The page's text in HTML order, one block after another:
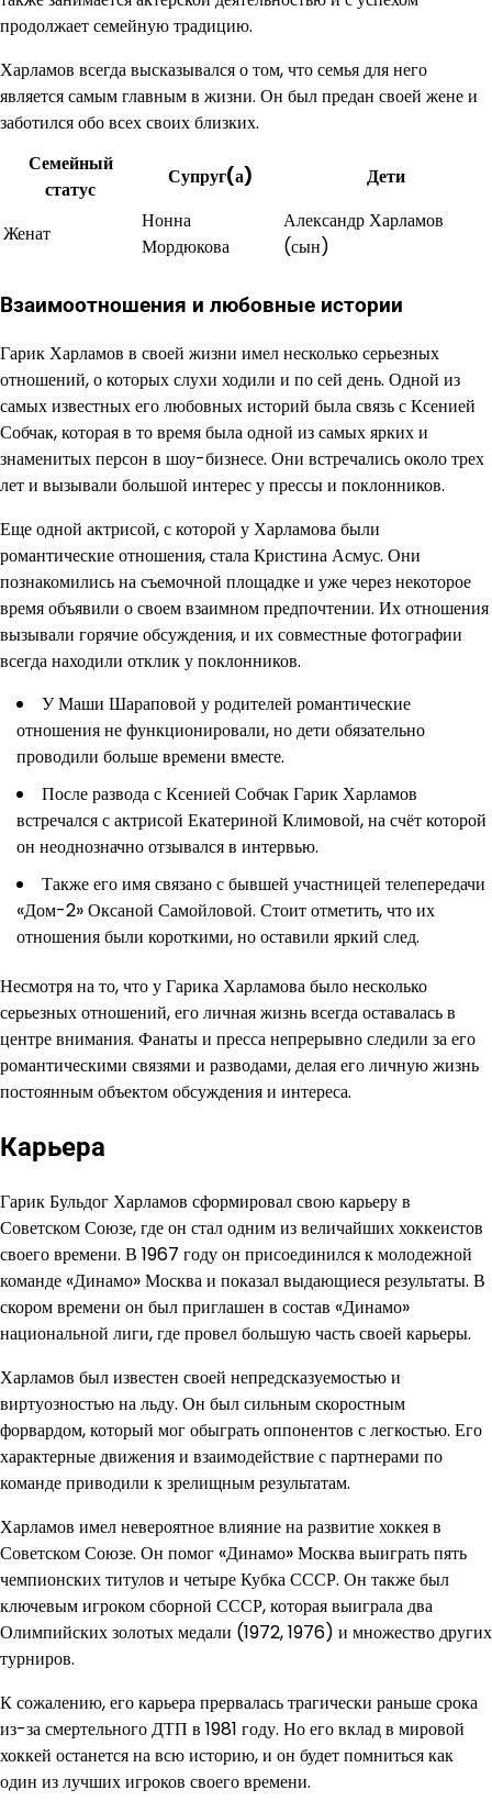
продолжает семейную традицию.
Харламов всегда высказывался о том, что семья для него
является самым главным в жизни. Он был предан своей жене и
заботился обо всех своих близких.
Семейный
статус
Супруг(а) Дети
Женат
Нонна
Мордюкова
Александр Харламов
(сын)
Взаимоотношения и любовные истории
Гарик Харламов в своей жизни имел несколько серьезных
отношений, о которых слухи ходили и по сей день. Одной из
самых известных его любовных историй была связь с Ксенией
Собчак, которая в то время была одной из самых ярких и
знаменитых персон в шоу-бизнесе. Они встречались около трех
лет и вызывали большой интерес у прессы и поклонников.
Еще одной актрисой, с которой у Харламова были
романтические отношения, стала Кристина Асмус. Они
познакомились на съемочной площадке и уже через некоторое
время объявили о своем взаимном предпочтении. Их отношения
вызывали горячие обсуждения, и их совместные фотографии
всегда находили отклик у поклонников.
У Маши Шараповой у родителей романтические
отношения не функционировали, но дети обязательно
проводили больше времени вместе.
После развода с Ксенией Собчак Гарик Харламов
встречался с актрисой Екатериной Климовой, на счёт которой
он неоднозначно отзывался в интервью.
Также его имя связано с бывшей участницей телепередачи
«Дом-2» Оксаной Самойловой. Стоит отметить, что их
отношения были короткими, но оставили яркий след.
Несмотря на то, что у Гарика Харламова было несколько
серьезных отношений, его личная жизнь всегда оставалась в
центре внимания. Фанаты и пресса непрерывно следили за его
романтическими связями и разводами, делая его личную жизнь
постоянным объектом обсуждения и интереса.
Карьера
Гарик Бульдог Харламов сформировал свою карьеру в
Советском Союзе, где он стал одним из величайших хоккеистов
своего времени. В 1967 году он присоединился к молодежной
команде «Динамо» Москва и показал выдающиеся результаты. В
скором времени он был приглашен в состав «Динамо»
национальной лиги, где провел большую часть своей карьеры.
Харламов был известен своей непредсказуемостью и
виртуозностью на льду. Он был сильным скоростным
форвардом, который мог обыграть оппонентов с легкостью. Его
характерные движения и взаимодействие с партнерами по
команде приводили к зрелищным результатам.
Харламов имел невероятное влияние на развитие хоккея в
Советском Союзе. Он помог «Динамо» Москва выиграть пять
чемпионских титулов и четыре Кубка СССР. Он также был
ключевым игроком сборной СССР, которая выиграла два
Олимпийских золотых медали (1972, 1976) и множество других
турниров.
К сожалению, его карьера прервалась трагически раньше срока
из-за смертельного ДТП в 1981 году. Но его вклад в мировой
хоккей останется на всю историю, и он будет помниться как
один из лучших игроков своего времени.